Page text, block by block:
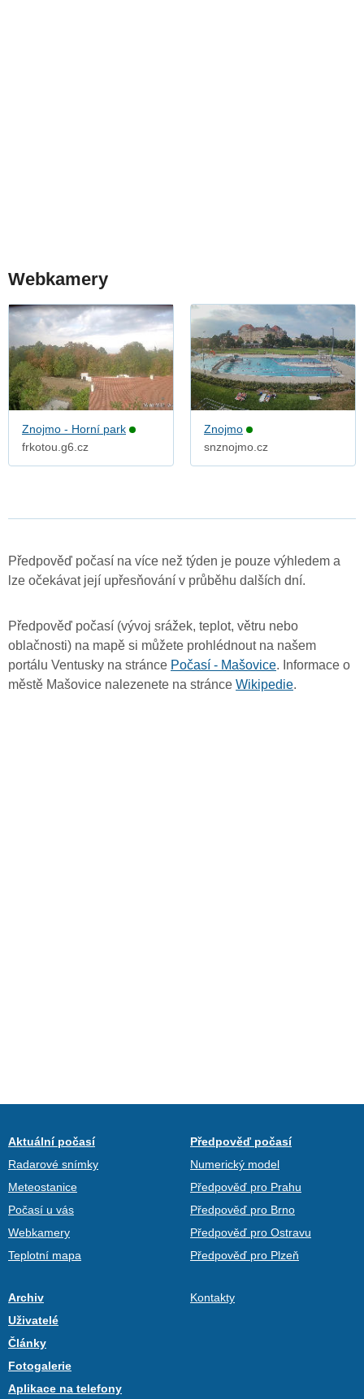
Webkamery
Znojmo - Horní park
frkotou.g6.cz
Znojmo
snznojmo.cz
Předpověď počasí na více než týden je pouze výhledem a
lze očekávat její upřesňování v průběhu dalších dní.
Předpověď počasí (vývoj srážek, teplot, větru nebo
oblačnosti) na mapě si můžete prohlédnout na našem
portálu Ventusky na stránce Počasí - Mašovice. Informace o
městě Mašovice nalezenete na stránce Wikipedie.
Aktuální počasí
Radarové snímky
Meteostanice
Počasí u vás
Webkamery
Teplotní mapa
Předpověď počasí
Numerický model
Předpověď pro Prahu
Předpověď pro Brno
Předpověď pro Ostravu
Předpověď pro Plzeň
Archiv
Uživatelé
Články
Fotogalerie
Aplikace na telefony
Kontakty